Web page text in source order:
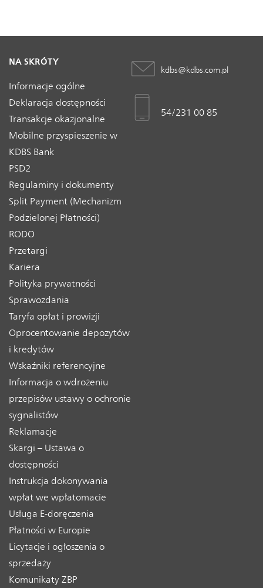
NA SKRÓTY
Informacje ogólne
Deklaracja dostępności
Transakcje okazjonalne
Mobilne przyspieszenie w
KDBS Bank
PSD2
Regulaminy i dokumenty
Split Payment (Mechanizm
Podzielonej Płatności)
RODO
Przetargi
Kariera
Polityka prywatności
Sprawozdania
Taryfa opłat i prowizji
Oprocentowanie depozytów
i kredytów
Wskaźniki referencyjne
Informacja o wdrożeniu
przepisów ustawy o ochronie
sygnalistów
Reklamacje
Skargi – Ustawa o
dostępności
Instrukcja dokonywania
wpłat we wpłatomacie
Usługa E-doręczenia
Płatności w Europie
Licytacje i ogłoszenia o
sprzedaży
Komunikaty ZBP
kdbs@kdbs.com.pl
54/231 00 85